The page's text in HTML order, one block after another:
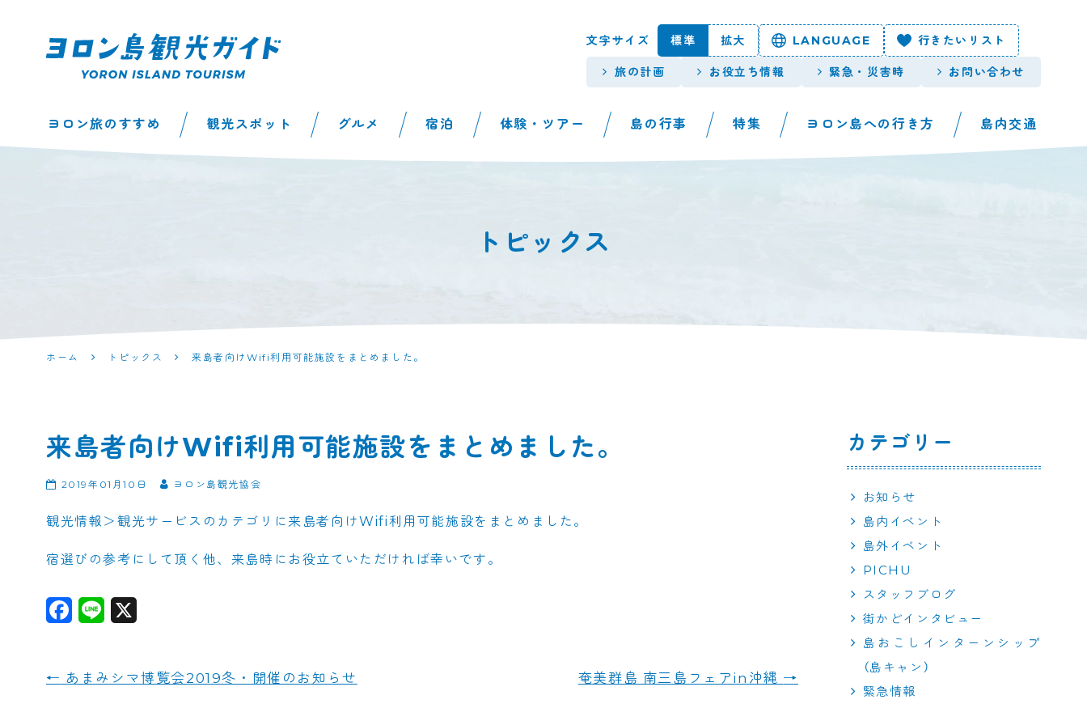
ド | 鹿児島県最南
文字サイズ 標準 拡大 LANGUAGE 行きたいリスト
旅の計画 お役立ち情報 緊急・災害時 お問い合わせ
ヨロン旅のすすめ 観光スポット グルメ 宿泊 体験・ツアー 島の行事 特集 ヨロン島への行き方 島内交通
トピックス
ホーム トピックス 来島者向けWifi利用可能施設をまとめました。
来島者向けWifi利用可能施設をまとめました。
2019年01月10日 ヨロン島観光協会
観光情報＞観光サービスのカテゴリに来島者向けWifi利用可能施設をまとめました。
宿選びの参考にして頂く他、来島時にお役立ていただければ幸いです。
F
e
L
e
← あまみシマ博覧会2019冬・開催のお知らせ 奄美群島 南三島フェアin沖縄 →
カテゴリー
お知らせ
島内イベント
島外イベント
PICHU
スタッフブログ
街かどインタビュー
島おこしインターンシップ
（島キャン）
緊急情報